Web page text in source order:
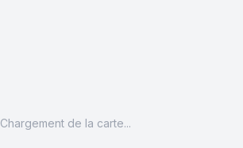
Chargement de la carte...